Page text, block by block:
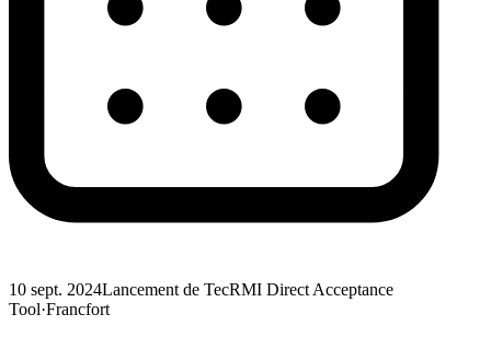
10 sept. 2024Lancement de TecRMI Direct Acceptance
Tool·Francfort